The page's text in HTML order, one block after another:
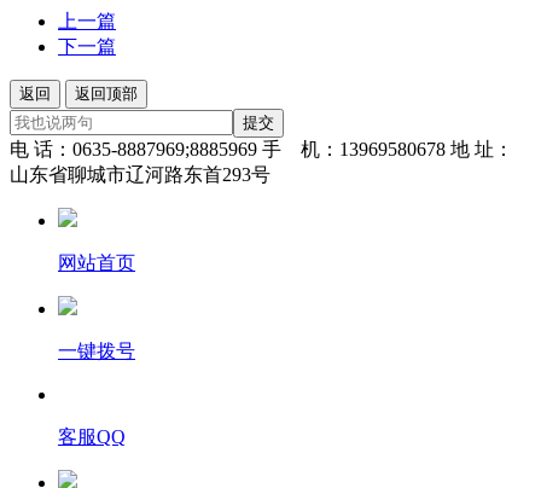
上一篇
下一篇
返回
返回顶部
提交
电 话：0635-8887969;8885969 手 机：13969580678 地 址：
山东省聊城市辽河路东首293号
网站首页
一键拨号
客服QQ